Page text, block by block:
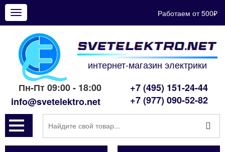
Показать
меню
Работаем от 500₽
интернет-магазин электрики
Пн-Пт 09:00 - 18:00
info@svetelektro.net
+7 (495) 151-24-44
+7 (977) 090-52-82